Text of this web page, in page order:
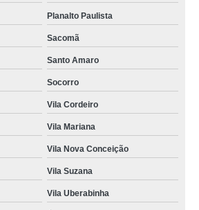
Planalto Paulista
Sacomã
Santo Amaro
Socorro
Vila Cordeiro
Vila Mariana
Vila Nova Conceição
Vila Suzana
Vila Uberabinha